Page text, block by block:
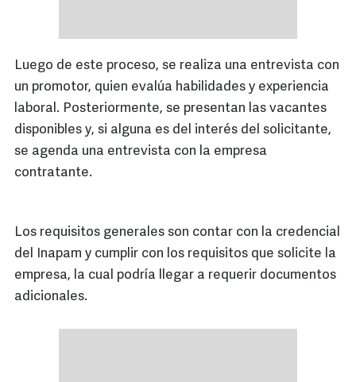
Luego de este proceso, se realiza una entrevista con
un promotor, quien evalúa habilidades y experiencia
laboral. Posteriormente, se presentan las vacantes
disponibles y, si alguna es del interés del solicitante,
se agenda una entrevista con la empresa
contratante.
Los requisitos generales son contar con la credencial
del Inapam y cumplir con los requisitos que solicite la
empresa, la cual podría llegar a requerir documentos
adicionales.